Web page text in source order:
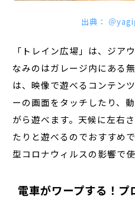
出典： ＠
「トレイン広場」は、ジア
なみのはガレージ内にある
は、映像で遊べるコンテン
ーの画面をタッチしたり、
がら遊べます。天候に左右
たりと遊べるのでおすすめ
型コロナウィルスの影響で
電車がワープする！